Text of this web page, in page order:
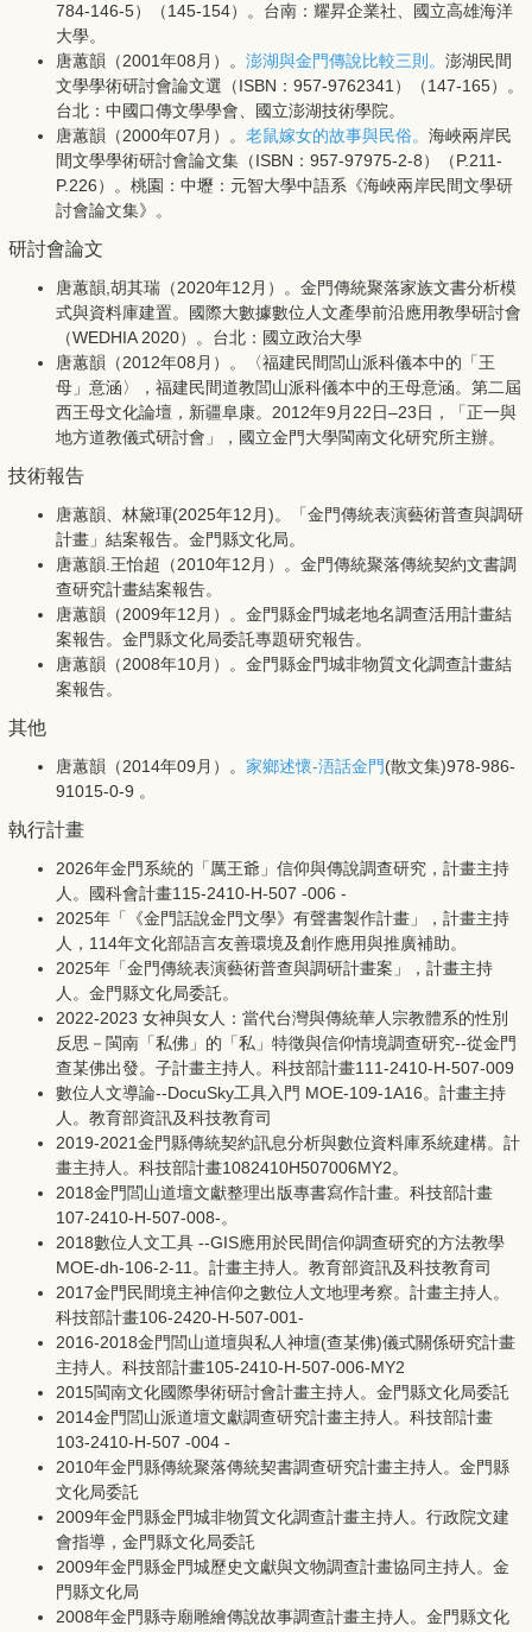
784-146-5）（145-154）。台南：耀昇企業社、國立高雄海洋
大學。
唐蕙韻（2001年08月）。 澎湖與金門傳說比較三則。 澎湖民間
文學學術研討會論文選（ISBN：957-9762341）（147-165）。
台北：中國口傳文學學會、國立澎湖技術學院。
唐蕙韻（2000年07月）。 老鼠嫁女的故事與民俗。 海峽兩岸民
間文學學術研討會論文集（ISBN：957-97975-2-8）（P.211-
P.226）。桃園：中壢：元智大學中語系《海峽兩岸民間文學研
討會論文集》。
研討會論文
唐蕙韻,胡其瑞（2020年12月）。金門傳統聚落家族文書分析模
式與資料庫建置。國際大數據數位人文產學前沿應用教學研討會
（WEDHIA 2020）。台北：國立政治大學
唐蕙韻（2012年08月）。〈福建民間閭山派科儀本中的「王
母」意涵〉，福建民間道教閭山派科儀本中的王母意涵。第二屆
西王母文化論壇，新疆阜康。2012年9月22日–23日，「正一與
地方道教儀式研討會」，國立金門大學閩南文化研究所主辦。
技術報告
唐蕙韻、林黛琿(2025年12月)。「金門傳統表演藝術普查與調研
計畫」結案報告。金門縣文化局。
唐蕙韻.王怡超（2010年12月）。金門傳統聚落傳統契約文書調
查研究計畫結案報告。
唐蕙韻（2009年12月）。金門縣金門城老地名調查活用計畫結
案報告。金門縣文化局委託專題研究報告。
唐蕙韻（2008年10月）。金門縣金門城非物質文化調查計畫結
案報告。
其他
唐蕙韻（2014年09月）。 家鄉述懷-浯話金門(散文集)978-986-
91015-0-9 。
執行計畫
2026年金門系統的「厲王爺」信仰與傳說調查研究，計畫主持
人。國科會計畫115-2410-H-507 -006 -
2025年「《金門話說金門文學》有聲書製作計畫」，計畫主持
人，114年文化部語言友善環境及創作應用與推廣補助。
2025年「金門傳統表演藝術普查與調研計畫案」，計畫主持
人。金門縣文化局委託。
2022-2023 女神與女人：當代台灣與傳統華人宗教體系的性別
反思－閩南「私佛」的「私」特徵與信仰情境調查研究--從金門
查某佛出發。子計畫主持人。科技部計畫111-2410-H-507-009
數位人文導論--DocuSky工具入門 MOE-109-1A16。計畫主持
人。教育部資訊及科技教育司
2019-2021金門縣傳統契約訊息分析與數位資料庫系統建構。計
畫主持人。科技部計畫1082410H507006MY2。
2018金門閭山道壇文獻整理出版專書寫作計畫。科技部計畫
107-2410-H-507-008-。
2018數位人文工具 --GIS應用於民間信仰調查研究的方法教學
MOE-dh-106-2-11。計畫主持人。教育部資訊及科技教育司
2017金門民間境主神信仰之數位人文地理考察。計畫主持人。
科技部計畫106-2420-H-507-001-
2016-2018金門閭山道壇與私人神壇(查某佛)儀式關係研究計畫
主持人。科技部計畫105-2410-H-507-006-MY2
2015閩南文化國際學術研討會計畫主持人。金門縣文化局委託
2014金門閭山派道壇文獻調查研究計畫主持人。科技部計畫
103-2410-H-507 -004 -
2010年金門縣傳統聚落傳統契書調查研究計畫主持人。金門縣
文化局委託
2009年金門縣金門城非物質文化調查計畫主持人。行政院文建
會指導，金門縣文化局委託
2009年金門縣金門城歷史文獻與文物調查計畫協同主持人。金
門縣文化局
2008年金門縣寺廟雕繪傳說故事調查計畫主持人。金門縣文化